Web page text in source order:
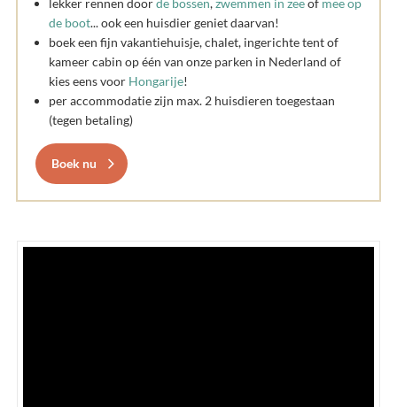
de boot... ook een huisdier geniet daarvan!
​boek een fijn vakantiehuisje, chalet, ingerichte tent of
kameer cabin op één van onze parken in Nederland of
kies eens voor Hongarije!
per accommodatie zijn max. 2 huisdieren toegestaan
(tegen betaling)
Boek nu